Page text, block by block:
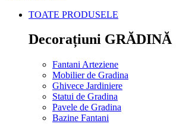
TOATE PRODUSELE
Decorațiuni GRĂDINĂ
Fantani Arteziene
Mobilier de Gradina
Ghivece Jardiniere
Statui de Gradina
Pavele de Gradina
Bazine Fantani